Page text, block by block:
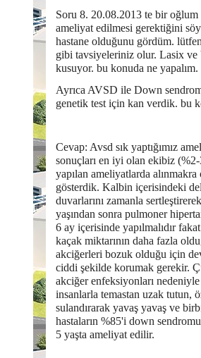
Soru 8. 20.08.2013 te bir
ameliyat edilmesi gerektiğini
hastane olduğunu gördüm.
gibi tavsiyeleriniz olur. Lasix ve
kusuyor. bu konuda ne
Ayrıca AVSD ile Down
genetik test için kan verdik. bu
Cevap: Avsd sık yaptığımız
sonuçları en iyi olan ekibiz
yapılan ameliyatlarda
gösterdik. Kalbin içerisindeki
duvarlarını zamanla
yaşından sonra pulmoner
6 ay içerisinde yapılmalıdır
kaçak miktarının daha fazla
akciğerleri bozuk olduğu için
ciddi şekilde korumak gerekir.
akciğer enfeksiyonları nedeniyle
insanlarla temastan uzak tutun,
sulandırarak yavaş yavaş ve
hastaların %85'i down
5 yaşta ameliyat edilir.